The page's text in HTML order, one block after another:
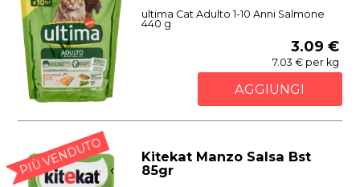
ultima Cat Adulto 1-10 Anni Salmone
440 g
3.09 €
7.03 € per kg
AGGIUNGI
PIÙ VENDUTO
Kitekat Manzo Salsa Bst
85gr